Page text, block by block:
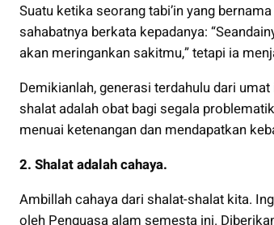
Suatu ketika seorang tabi’in yang
sahabatnya berkata kepadanya:
akan meringankan sakitmu,” tetapi ia
Demikianlah, generasi terdahulu dari
shalat adalah obat bagi segala
menuai ketenangan dan mendapatkan
2. Shalat adalah cahaya.
Ambillah cahaya dari shalat-shalat kita.
oleh Penguasa alam semesta ini.